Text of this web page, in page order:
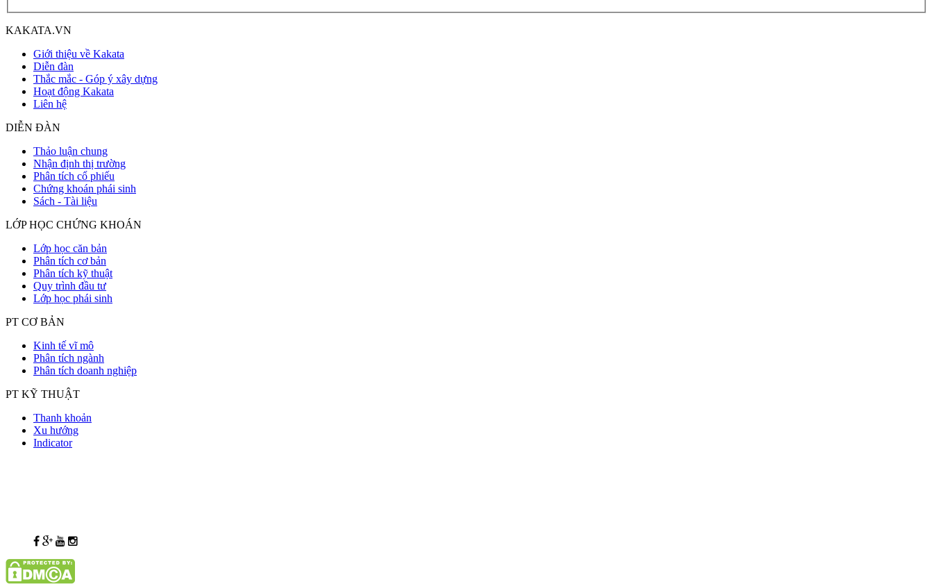
KAKATA.VN
Giới thiệu về Kakata
Diễn đàn
Thắc mắc - Góp ý xây dựng
Hoạt động Kakata
Liên hệ
DIỄN ĐÀN
Thảo luận chung
Nhận định thị trường
Phân tích cổ phiếu
Chứng khoán phái sinh
Sách - Tài liệu
LỚP HỌC CHỨNG KHOÁN
Lớp học căn bản
Phân tích cơ bản
Phân tích kỹ thuật
Quy trình đầu tư
Lớp học phái sinh
PT CƠ BẢN
Kinh tế vĩ mô
Phân tích ngành
Phân tích doanh nghiệp
PT KỸ THUẬT
Thanh khoản
Xu hướng
Indicator